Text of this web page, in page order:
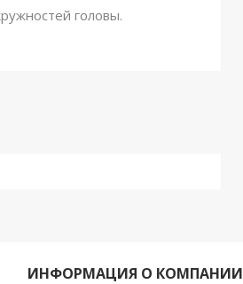
головы.
ИНФОРМАЦИЯ О КОМПАНИИ